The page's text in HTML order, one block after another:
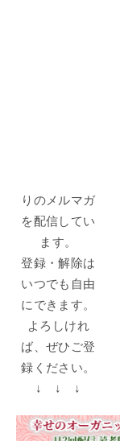
りのメルマガ
を配信してい
ます。
登録・解除は
いつでも自由
にできます。
よろしけれ
ば、ぜひご登
録ください。
↓ ↓ ↓